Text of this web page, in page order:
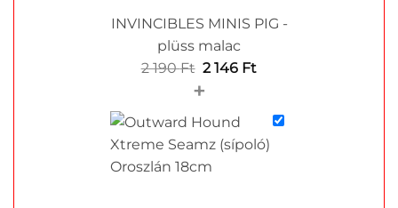
INVINCIBLES MINIS PIG -
plüss malac
2 190Ft Original
price
190 Ft.
2 146 FtCurrent
146 Ft.
+